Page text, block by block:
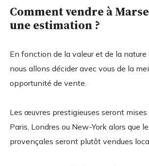
Comment vendre à
une estimation ?
En fonction de la valeur et de la nature
nous allons décider avec vous de la
opportunité de vente.
Les œuvres prestigieuses seront mises
Paris, Londres ou New-York alors que
provençales seront plutôt vendues